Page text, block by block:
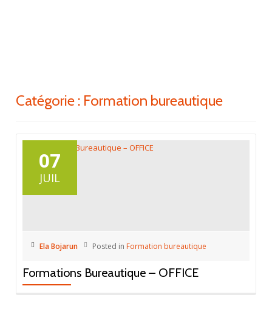
Catégorie : Formation bureautique
07
JUIL
Ela Bojarun Posted in Formation bureautique
Formations Bureautique – OFFICE